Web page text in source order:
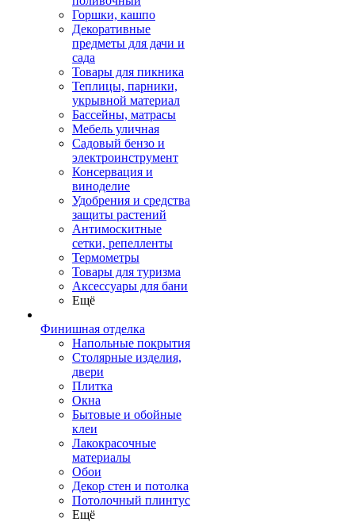
Горшки, кашпо
Декоративные
предметы для дачи и
сада
Товары для пикника
Теплицы, парники,
укрывной материал
Бассейны, матрасы
Мебель уличная
Садовый бензо и
электроинструмент
Консервация и
виноделие
Удобрения и средства
защиты растений
Антимоскитные
сетки, репелленты
Термометры
Товары для туризма
Аксессуары для бани
Ещё
Финишная отделка
Напольные покрытия
Столярные изделия,
двери
Плитка
Окна
Бытовые и обойные
клеи
Лакокрасочные
материалы
Обои
Декор стен и потолка
Потолочный плинтус
Ещё